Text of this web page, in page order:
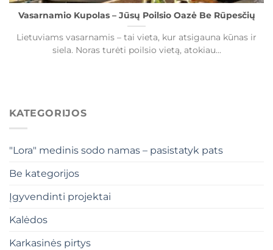
Vasarnamio Kupolas – Jūsų Poilsio Oazė Be Rūpesčių
Lietuviams vasarnamis – tai vieta, kur atsigauna kūnas ir
siela. Noras turėti poilsio vietą, atokiau...
KATEGORIJOS
"Lora" medinis sodo namas – pasistatyk pats
Be kategorijos
Įgyvendinti projektai
Kalėdos
Karkasinės pirtys